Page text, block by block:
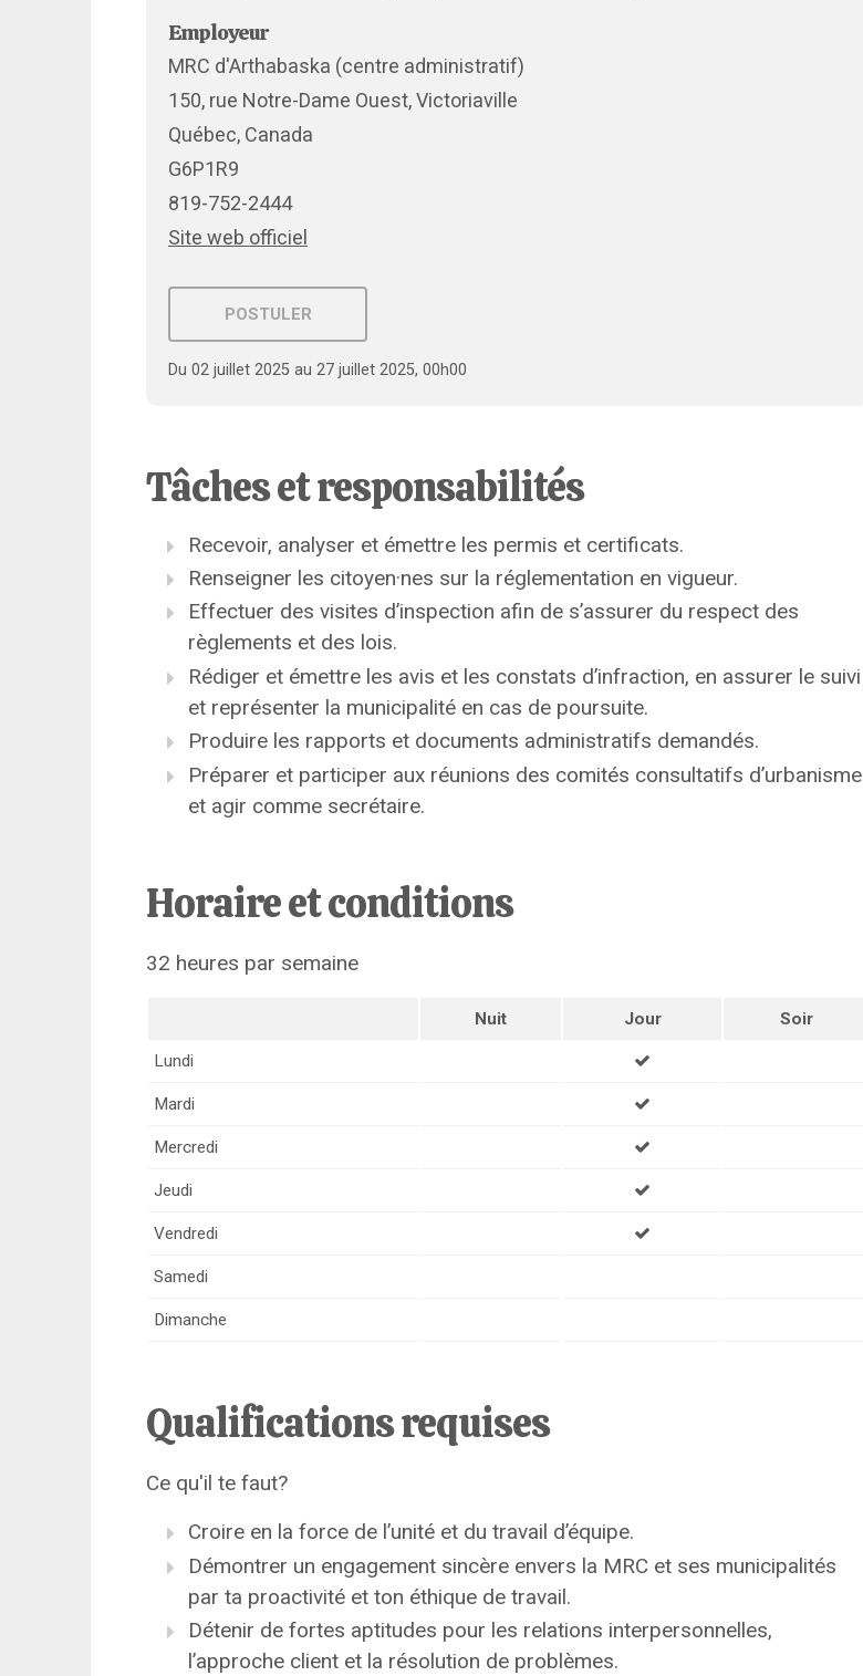
Employeur
MRC d'Arthabaska (centre administratif)
150, rue Notre-Dame Ouest, Victoriaville
Québec, Canada
G6P1R9
819-752-2444
Site web officiel
POSTULER
Du 02 juillet 2025 au 27 juillet 2025, 00h00
Tâches et responsabilités
Recevoir, analyser et émettre les permis et certificats.
Renseigner les citoyen·nes sur la réglementation en vigueur.
Effectuer des visites d’inspection afin de s’assurer du respect des
règlements et des lois.
Rédiger et émettre les avis et les constats d’infraction, en assurer le suivi
et représenter la municipalité en cas de poursuite.
Produire les rapports et documents administratifs demandés.
Préparer et participer aux réunions des comités consultatifs d’urbanisme
et agir comme secrétaire.
Horaire et conditions
32 heures par semaine
Nuit Jour Soir
Lundi
Mardi
Mercredi
Jeudi
Vendredi
Samedi
Dimanche
Qualifications requises
Ce qu'il te faut?
Croire en la force de l’unité et du travail d’équipe.
Démontrer un engagement sincère envers la MRC et ses municipalités
par ta proactivité et ton éthique de travail.
Détenir de fortes aptitudes pour les relations interpersonnelles,
l’approche client et la résolution de problèmes.